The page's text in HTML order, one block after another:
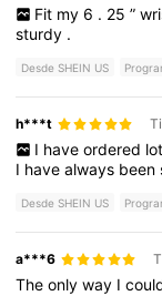
Fit my 6 . 25 ”
sturdy .
Desde SHEIN US
h***t
I have ordered
I havealways been
Desde SHEIN US
a***6
Theonlyway I